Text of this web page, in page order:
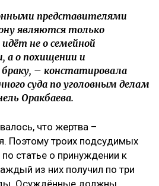
представителями
являются только
не о семейной
а о похищении и
– констатировала
суда по уголовным делам
Оракбаева.
что жертва –
Поэтому троих подсудимых
статье о принуждении к
из них получил по три